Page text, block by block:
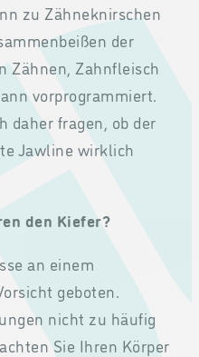
zu Zähneknirschen
der
Zähnen, Zahnfleisch
vorprogrammiert.
daher fragen, ob der
Jawline wirklich
den Kiefer?
an einem
geboten.
nicht zu häufig
Sie Ihren Körper